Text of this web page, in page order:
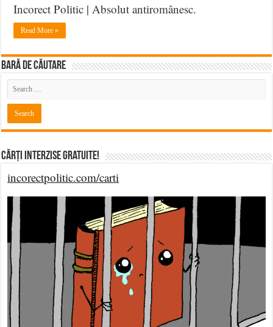
Incorect Politic | Absolut antiromânesc.
Read More »
BARĂ DE CĂUTARE
Cărți Interzise Gratuite!
incorectpolitic.com/carti